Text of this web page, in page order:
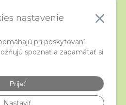
nastavenie
pri poskytovaní
spoznať a zapamätať si
Prijať
Nastaviť
podmienky
Veľkoobchod
otázky
Certifikáty